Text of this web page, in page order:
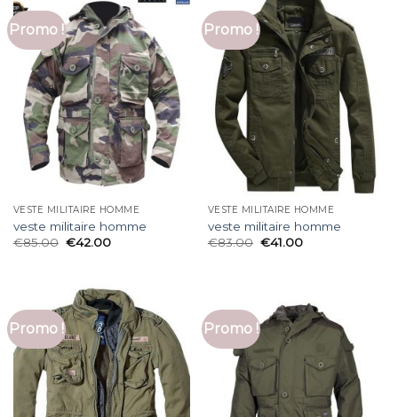
Promo !
VESTE MILITAIRE HOMME
veste militaire homme
€85.00 €42.00
Promo !
VESTE MILITAIRE HOMME
veste militaire homme
€83.00 €41.00
Promo ! Promo !